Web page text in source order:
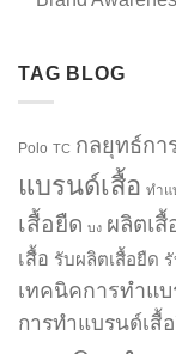
TAG BLOG
Polo TC กลยุทธ์กา
แบรนด์เสื้อ ทำแ
เสื้อยืด บง ผลิตเสื้
เสื้อ รับผลิตเสื้อยืด
เทคนิคการทำแ
การทำแบรนด์เสื้